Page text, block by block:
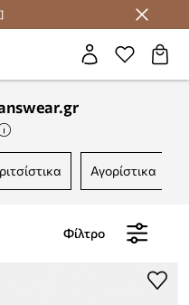
Club
αγορίστικα
Φίλτρο